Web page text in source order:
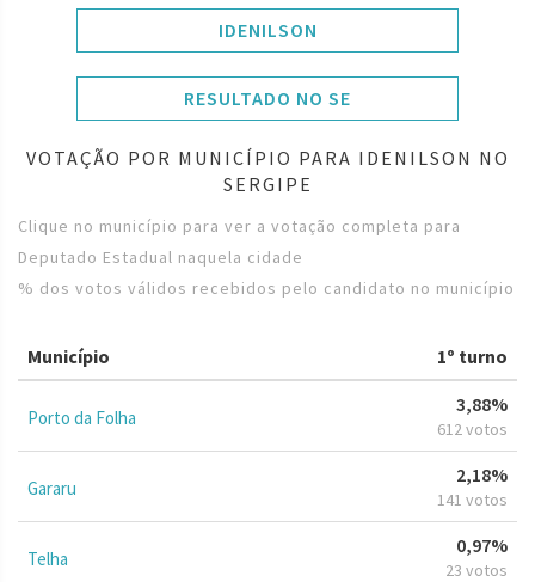
IDENILSON
RESULTADO NO SE
VOTAÇÃO POR MUNICÍPIO PARA IDENILSON NO
SERGIPE
Clique no município para ver a votação completa para
Deputado Estadual naquela cidade
% dos votos válidos recebidos pelo candidato no município
Município 1º turno
Porto da Folha
3,88%
612 votos
Gararu
2,18%
141 votos
Telha
0,97%
23 votos